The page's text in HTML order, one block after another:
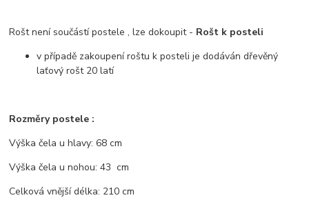
Rošt není součástí postele , lze dokoupit - Rošt k posteli
v případě zakoupení roštu k posteli je dodáván dřevěný
laťový rošt 20 latí
Rozměry postele :
Výška čela u hlavy: 68 cm
Výška čela u nohou: 43 cm
Celková vnější délka: 210 cm